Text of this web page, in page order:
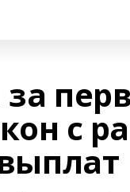
с